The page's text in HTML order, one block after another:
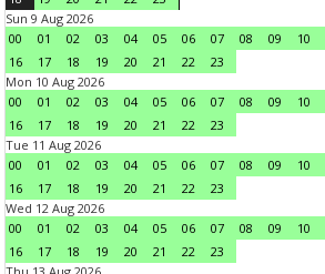
Sun 9 Aug 2026
00
01 02 03 04 05 06 07 08 09 10
16
17 18 19 20 21 22
23
Mon 10 Aug 2026
00
01 02 03 04 05 06 07 08 09 10
16
17 18 19 20 21 22
23
Tue 11 Aug 2026
00
01 02 03 04 05 06 07 08 09 10
16
17 18 19 20 21 22
23
Wed 12 Aug 2026
00
01 02 03 04 05 06 07 08 09 10
16
17 18 19 20 21 22
23